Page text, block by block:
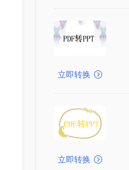
立即转换
立即转换